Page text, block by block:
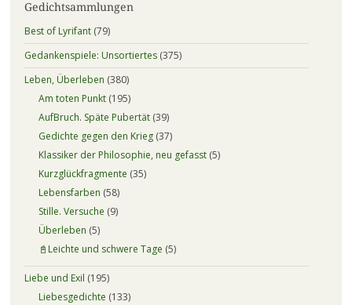
Gedichtsammlungen
Best of Lyrifant(79)
Gedankenspiele: Unsortiertes(375)
Leben, Überleben (380)
Am toten Punkt(195)
AufBruch. Späte Pubertät(39)
Gedichte gegen den Krieg(37)
Klassiker der Philosophie, neu gefasst(5)
Kurzglückfragmente (35)
Lebensfarben (58)
Stille. Versuche (9)
Überleben (5)
📓Leichte und schwere Tage (5)
Liebe und Exil (195)
Liebesgedichte (133)